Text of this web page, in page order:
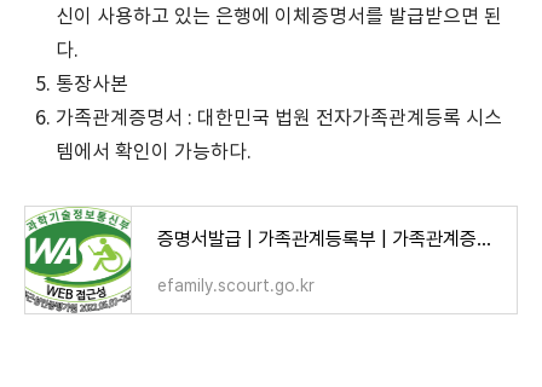
신이 사용하고 있는 은행에 이체증명서를 발급받으면 된
다.
통장사본
가족관계증명서 : 대한민국 법원 전자가족관계등록 시스
템에서 확인이 가능하다.
증명서발급 | 가족관계등록부 | 가족관계증명서 | 가족관계등록부 신청인 정보 조회
efamily.scourt.go.kr